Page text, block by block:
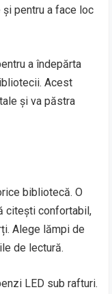
pentru a face loc
a îndepărta
Acest
și va păstra
bibliotecă. O
citești confortabil,
Alege lămpi de
de lectură.
LED sub rafturi.